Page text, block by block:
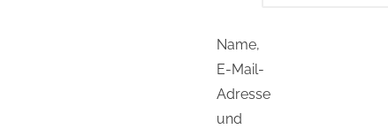
Name,
E-Mail-
Adresse
und